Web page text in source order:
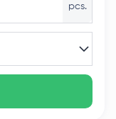
pcs.